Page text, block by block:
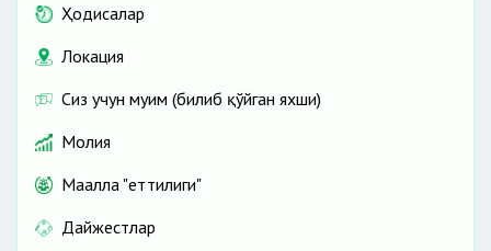
Ҳодисалар
Локация
Сиз учун муҳим (билиб қўйган яхши)
Молия
Маҳалла "еттилиги"
Дайжестлар